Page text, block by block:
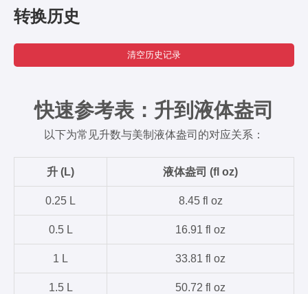
转换历史
清空历史记录
快速参考表：升到液体盎司
以下为常见升数与美制液体盎司的对应关系：
升 (L) 液体盎司 (fl oz)
0.25 L 8.45 fl oz
0.5 L 16.91 fl oz
1 L 33.81 fl oz
1.5 L 50.72 fl oz